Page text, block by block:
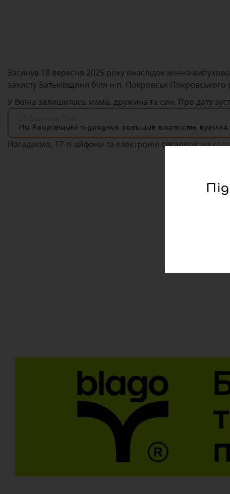
Загинув 18 вересня 2025 року внаслідок мінно-
захисту Батьківщини біля н.п. Покровськ
У Воїна залишилась мама, дружина та син. Про дату
На Яворівщині підрядник завищив вартість
Нагадаємо, 17-ті айфони та електронні сигарети: на